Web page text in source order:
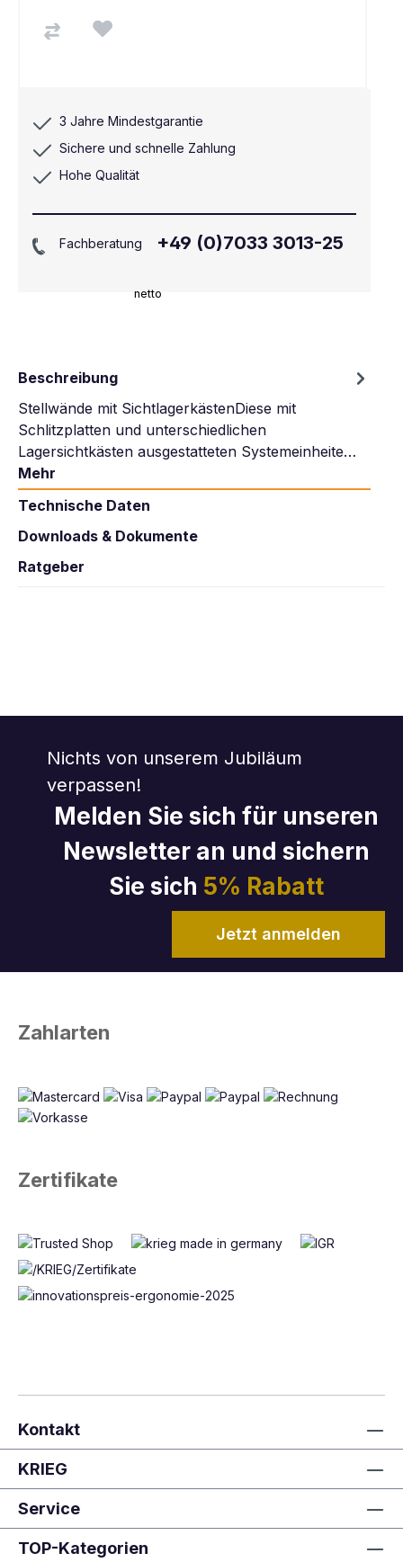
netto
3 Jahre Mindestgarantie
Sichere und schnelle Zahlung
Hohe Qualität
Fachberatung +49 (0)7033 3013-25
Beschreibung
Stellwände mit SichtlagerkästenDiese mit
Schlitzplatten und unterschiedlichen
Lagersichtkästen ausgestatteten Systemeinheite…
Mehr
Technische Daten
Downloads & Dokumente
Ratgeber
Nichts von unserem Jubiläum
verpassen!
Melden Sie sich für unseren
Newsletter an und sichern
Sie sich 5% Rabatt
Jetzt anmelden
Zahlarten
Zertifikate
Kontakt
KRIEG
Service
TOP-Kategorien